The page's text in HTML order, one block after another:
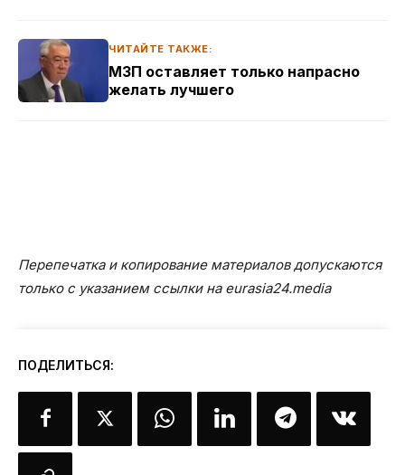
ЧИТАЙТЕ ТАКЖЕ:
МЗП оставляет только напрасно
желать лучшего
Перепечатка и копирование материалов допускаются
только с указанием ссылки на eurasia24.media
ПОДЕЛИТЬСЯ: